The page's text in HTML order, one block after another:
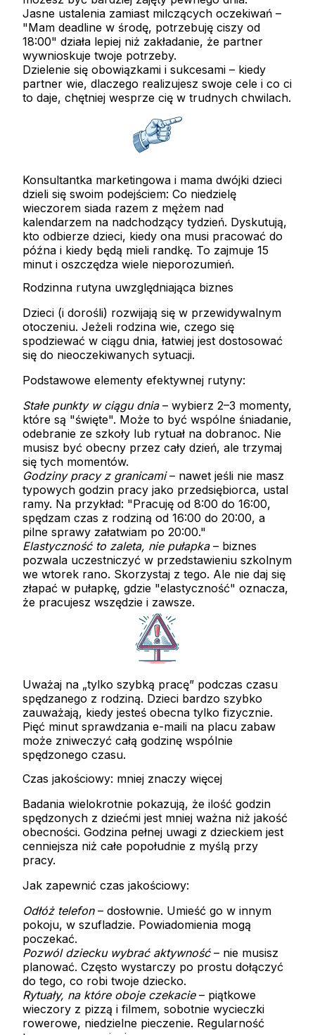
Jasne ustalenia zamiast milczących oczekiwań –
"Mam deadline w środę, potrzebuję ciszy od
18:00" działa lepiej niż zakładanie, że partner
wywnioskuje twoje potrzeby.
Dzielenie się obowiązkami i sukcesami – kiedy
partner wie, dlaczego realizujesz swoje cele i co ci
to daje, chętniej wesprze cię w trudnych chwilach.
Konsultantka marketingowa i mama dwójki dzieci
dzieli się swoim podejściem: Co niedzielę
wieczorem siada razem z mężem nad
kalendarzem na nadchodzący tydzień. Dyskutują,
kto odbierze dzieci, kiedy ona musi pracować do
późna i kiedy będą mieli randkę. To zajmuje 15
minut i oszczędza wiele nieporozumień.
Rodzinna rutyna uwzględniająca biznes
Dzieci (i dorośli) rozwijają się w przewidywalnym
otoczeniu. Jeżeli rodzina wie, czego się
spodziewać w ciągu dnia, łatwiej jest dostosować
się do nieoczekiwanych sytuacji.
Podstawowe elementy efektywnej rutyny:
Stałe punkty w ciągu dnia– wybierz 2–3 momenty,
które są "święte". Może to być wspólne śniadanie,
odebranie ze szkoły lub rytuał na dobranoc. Nie
musisz być obecny przez cały dzień, ale trzymaj
się tych momentów.
Godziny pracy z granicami– nawet jeśli nie masz
typowych godzin pracy jako przedsiębiorca, ustal
ramy. Na przykład: "Pracuję od 8:00 do 16:00,
spędzam czas z rodziną od 16:00 do 20:00, a
pilne sprawy załatwiam po 20:00."
Elastyczność to zaleta, nie pułapka– biznes
pozwala uczestniczyć w przedstawieniu szkolnym
we wtorek rano. Skorzystaj z tego. Ale nie daj się
złapać w pułapkę, gdzie "elastyczność" oznacza,
że pracujesz wszędzie i zawsze.
Uważaj na „tylko szybką pracę” podczas czasu
spędzanego z rodziną. Dzieci bardzo szybko
zauważają, kiedy jesteś obecna tylko fizycznie.
Pięć minut sprawdzania e-maili na placu zabaw
może zniweczyć całą godzinę wspólnie
spędzonego czasu.
Czas jakościowy: mniej znaczy więcej
Badania wielokrotnie pokazują, że ilość godzin
spędzonych z dziećmi jest mniej ważna niż jakość
obecności. Godzina pełnej uwagi z dzieckiem jest
cenniejsza niż całe popołudnie z myślą przy
pracy.
Jak zapewnić czas jakościowy:
Odłóż telefon– dosłownie. Umieść go w innym
pokoju, w szufladzie. Powiadomienia mogą
poczekać.
Pozwól dziecku wybrać aktywność– nie musisz
planować. Często wystarczy po prostu dołączyć
do tego, co robi twoje dziecko.
Rytuały, na które oboje czekacie– piątkowe
wieczory z pizzą i filmem, sobotnie wycieczki
rowerowe, niedzielne pieczenie. Regularność